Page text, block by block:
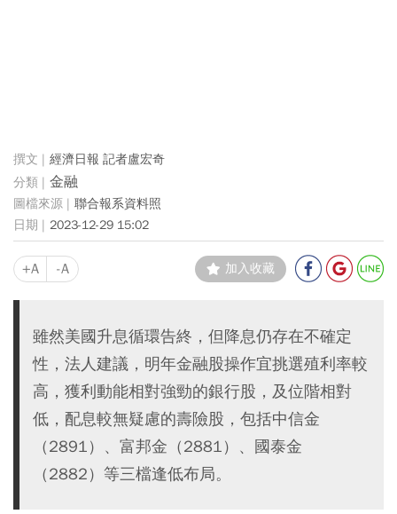
經濟日報 記者盧宏奇
金融
聯合報系資料照
2023-12-29 15:02
+A -A 加入收藏
雖然美國升息循環告終，但降息仍存在不確定
性，法人建議，明年金融股操作宜挑選殖利率較
高，獲利動能相對強勁的銀行股，及位階相對
低，配息較無疑慮的壽險股，包括中信金
（2891）、富邦金（2881）、國泰金
（2882）等三檔逢低布局。